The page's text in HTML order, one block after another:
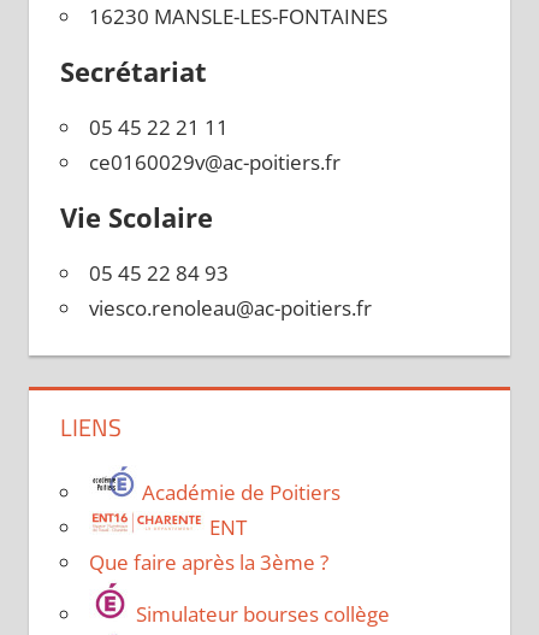
16230 MANSLE-LES-FONTAINES
Secrétariat
05 45 22 21 11
ce0160029v@ac-poitiers.fr
Vie Scolaire
05 45 22 84 93
viesco.renoleau@ac-poitiers.fr
LIENS
Académie de Poitiers
ENT
Que faire après la 3ème ?
Simulateur bourses collège